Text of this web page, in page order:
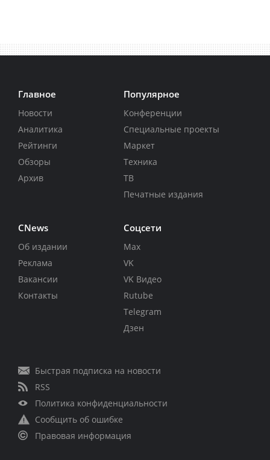
Главное
Новости
Аналитика
Рейтинги
Обзоры
Архив
Популярное
Конференции
Специальные проекты
Маркет
Техника
ТВ
Печатные издания
CNews
Об издании
Реклама
Вакансии
Контакты
Соцсети
Max
VK
VK Видео
Rutube
Telegram
Дзен
Быстрая подписка на новости
RSS
Политика конфиденциальности
Сообщить об ошибке
Правовая информация